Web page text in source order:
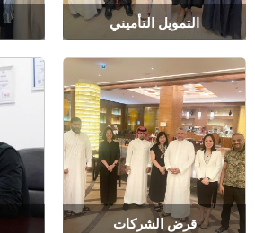
التمويل التأميني
قرض الشركات